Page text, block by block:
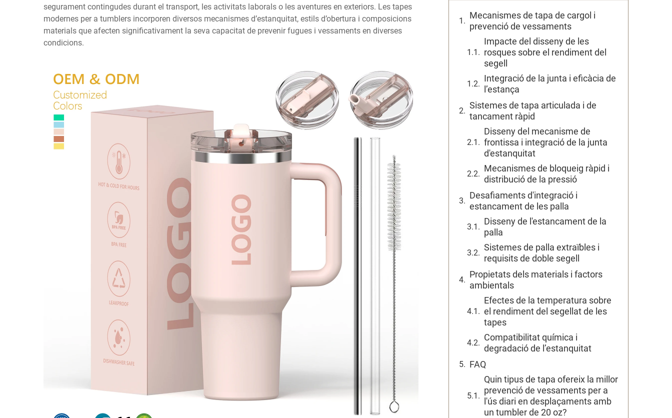
segurament contingudes durant el transport, les activitats laborals o les aventures en exteriors. Les tapes
modernes per a tumblers incorporen diversos mecanismes d’estanquitat, estils d’obertura i composicions
materials que afecten significativament la seva capacitat de prevenir fugues i vessaments en diverses
condicions.
Mecanismes de tapa de cargol i
prevenció de vessaments
Impacte del disseny de les
rosques sobre el rendiment del
segell
Integració de la junta i eficàcia de
l’estança
Sistemes de tapa articulada i de
tancament ràpid
Disseny del mecanisme de
frontissa i integració de la junta
d'estanquitat
Mecanismes de bloqueig ràpid i
distribució de la pressió
Desafiaments d'integració i
estancament de les palla
Disseny de l'estancament de la
palla
Sistemes de palla extraïbles i
requisits de doble segell
Propietats dels materials i factors
ambientals
Efectes de la temperatura sobre
el rendiment del segellat de les
tapes
Compatibilitat química i
degradació de l’estanquitat
FAQ
Quin tipus de tapa ofereix la millor
prevenció de vessaments per a
l'ús diari en desplaçaments amb
un tumbler de 20 oz?